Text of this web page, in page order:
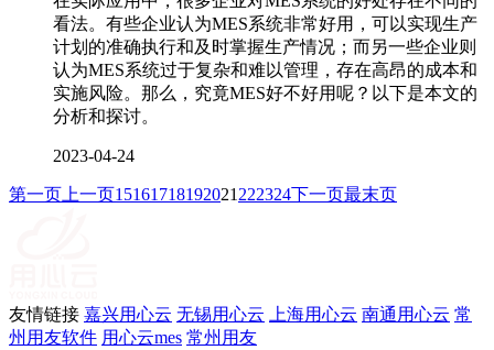
看法。有些企业认为MES系统非常好用，可以实现生产
计划的准确执行和及时掌握生产情况；而另一些企业则
认为MES系统过于复杂和难以管理，存在高昂的成本和
实施风险。那么，究竟MES好不好用呢？以下是本文的
分析和探讨。
2023-04-24
第一页 上一页15161718192021 222324下一页最末页
友情链接 嘉兴用心云 无锡用心云 上海用心云 南通用心云 常
州用友软件 用心云mes 常州用友